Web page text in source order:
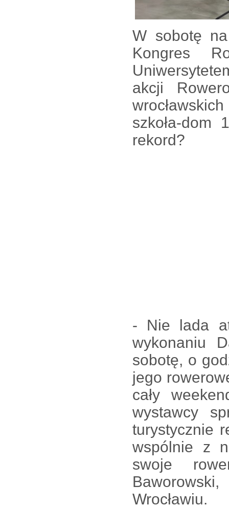
W sobotę
Kongres
akcji
szkoła-
rekord?
- Nie lada
wykonaniu
sobotę, o
jego
cały
wystawcy
turystycznie
wspólnie z
swoje
Wrocławiu.